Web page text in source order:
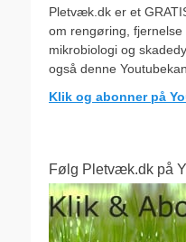
Pletvæk.dk er et
om rengøring, fjernelse
mikrobiologi og
også denne
Klik og abonner på
Følg Pletvæk.dk på